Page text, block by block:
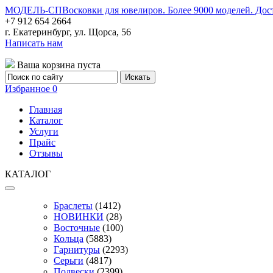
МОДЕЛЬ-СПВосковки для ювелиров. Более 9000 моделей.
+7 912 654 2664
г. Екатеринбург, ул. Щорса, 56
Написать нам
Ваша корзина пуста
Избранное 0
Главная
Каталог
Услуги
Прайс
Отзывы
КАТАЛОГ
Браслеты (1412)
НОВИНКИ (28)
Восточные (100)
Кольца (5883)
Гарнитуры (2293)
Серьги (4817)